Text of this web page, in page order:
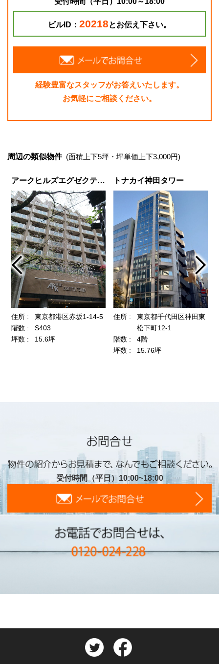
ビルID： 20218とお伝え下さい。
経験豊富なスタッフがお答えいたします。
お気軽にご相談ください。
周辺の類似物件 (面積上下5坪・坪単価上下3,000円)
受付時間（平日）10:00~18:00